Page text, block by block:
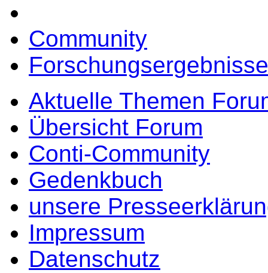
Community
Aktuelle Themen
Übersicht Forum
Conti-Community
Gedenkbuch
unsere
Impressum
Datenschutz